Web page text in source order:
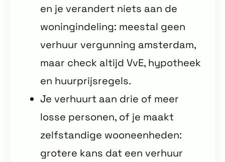
en je verandert niets aan de
woningindeling: meestal geen
verhuur vergunning amsterdam,
maar check altijd VvE, hypotheek
en huurprijsregels.
Je verhuurt aan drie of meer
losse personen, of je maakt
zelfstandige wooneenheden:
grotere kans dat een verhuur